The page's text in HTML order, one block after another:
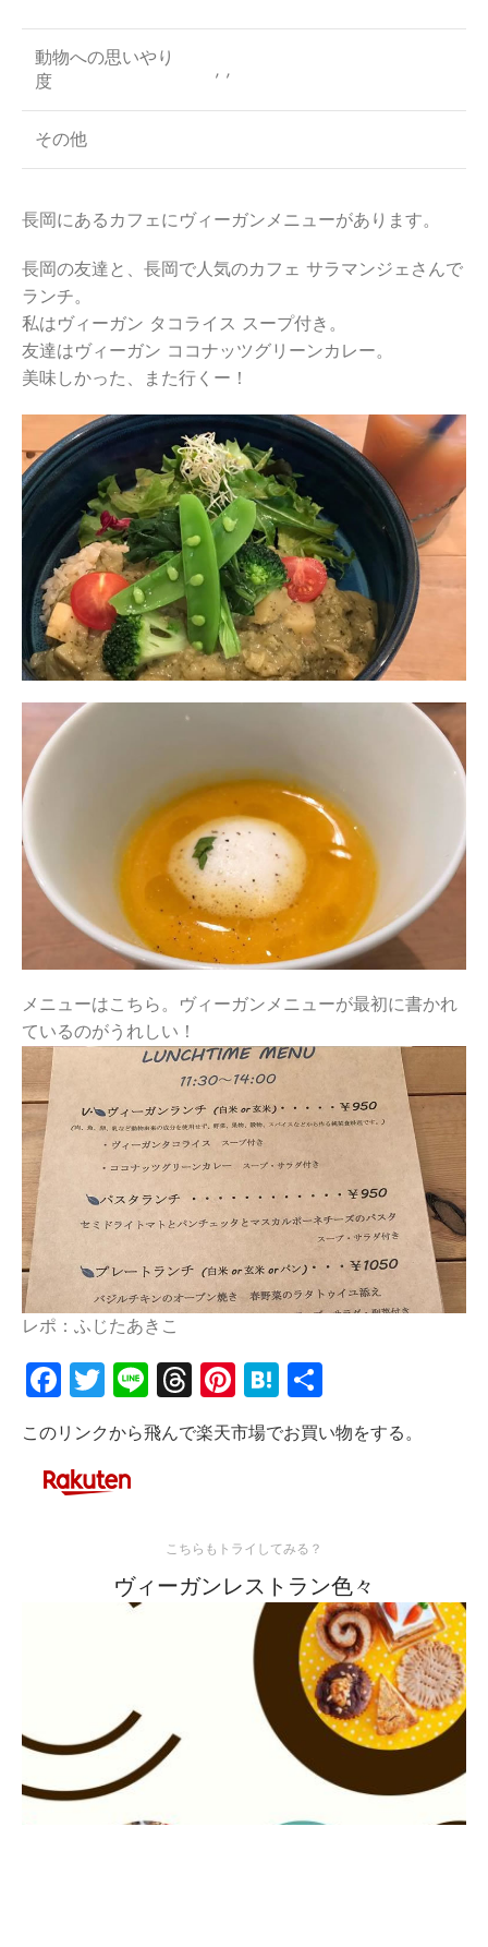
動物への思いやり
度
, ,
その他
長岡にあるカフェにヴィーガンメニューがあります。
長岡の友達と、長岡で人気のカフェ サラマンジェさんで
ランチ。
私はヴィーガン タコライス スープ付き。
友達はヴィーガン ココナッツグリーンカレー。
美味しかった、また行くー！
メニューはこちら。ヴィーガンメニューが最初に書かれ
ているのがうれしい！
レポ：ふじたあきこ
Facebook
Twitter
LineThreads
Pinterest
Hatena
有
このリンクから飛んで楽天市場でお買い物をする。
こちらもトライしてみる？
ヴィーガンレストラン色々